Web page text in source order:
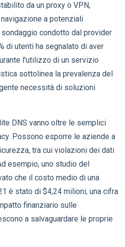
da un proxy o VPN,
a potenziali
condotto dal provider
di utenti ha segnalato di aver
l'utilizzo di un servizio
sottolinea la prevalenza del
necessità di soluzioni
DNS vanno oltre le semplici
Possono esporre le aziende a
tra cui violazioni dei dati
esempio, uno studio del
che il costo medio di una
è stato di $4,24 milioni, una cifra
finanziario sulle
a salvaguardare le proprie